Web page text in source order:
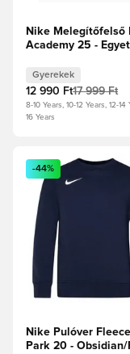
Nike Melegítőfelső
Academy 25 -
Gyerek
Gyerekek
12 990 Ft17 999 Ft
8-10 Years, 10-12 Years, 12-14
16 Years
Megnyit egy
-44%
Nike Pulóver
Park 20 - Obsidian/